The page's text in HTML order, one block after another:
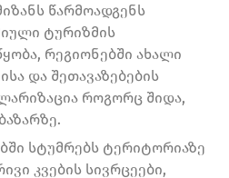
წარმოადგენს
ტურიზმის
რეგიონებში ახალი
და შეთავაზებების
როგორც შიდა,
სტუმრებს ტერიტორიაზე
კვების სივრცეები,